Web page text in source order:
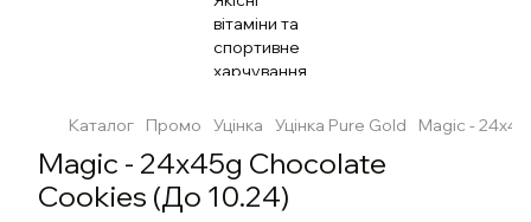
Каталог Промо Уцінка Уцінка Pure Gold Magic -
Magic - 24x45g Chocolate
Cookies (До 10.24)